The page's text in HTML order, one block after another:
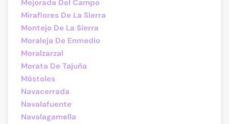
Mejorada Del Campo
Miraflores De La Sierra
Montejo De La Sierra
Moraleja De Enmedio
Moralzarzal
Morata De Tajuña
Móstoles
Navacerrada
Navalafuente
Navalagamella